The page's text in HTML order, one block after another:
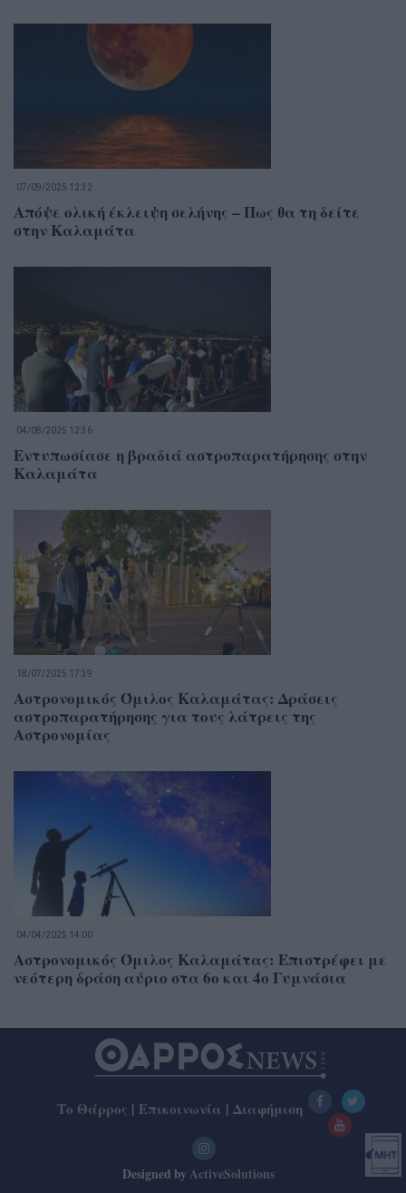
07/09/2025 12:32
Απόψε ολική έκλειψη σελήνης – Πως θα τη δείτε
στην Καλαμάτα
04/08/2025 12:36
Εντυπωσίασε η βραδιά αστροπαρατήρησης στην
Καλαμάτα
18/07/2025 17:39
Αστρονομικός Όμιλος Καλαμάτας: Δράσεις
αστροπαρατήρησης για τους λάτρεις της
Αστρονομίας
04/04/2025 14:00
Αστρονομικός Όμιλος Καλαμάτας: Επιστρέφει με
νεότερη δράση αύριο στα 6ο και 4ο Γυμνάσια
Το Θάρρος | Επικοινωνία | Διαφήμιση
Designed by ActiveSolutions